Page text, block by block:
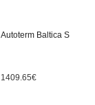
Autoterm Baltica S
1409.65€